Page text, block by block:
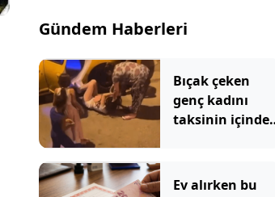
Gündem Haberleri
Bıçak çeken
genç kadını
taksinin içinde
Ev alırken bu